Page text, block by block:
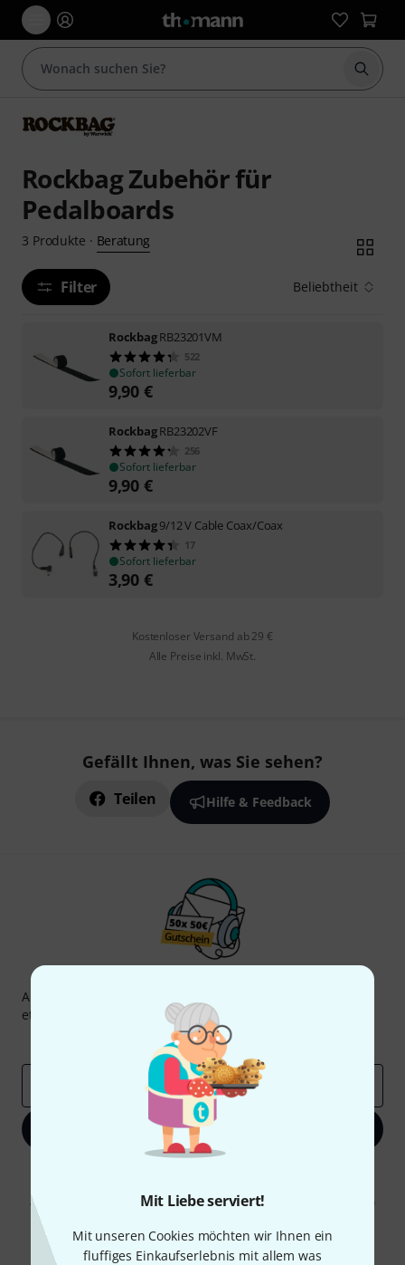
Mit Liebe serviert!
Mit unseren Cookies möchten wir Ihnen ein
fluffiges Einkaufserlebnis mit allem was
Suche
Rockbag Zubehör für
Pedalboards
3 Produkte · Beratung
Filter Beliebtheit
RockbagRB23201VM
522
Sofort lieferbar
9,90 €
RockbagRB23202VF
256
Sofort lieferbar
9,90 €
Rockbag9/12 V Cable Coax/Coax
17
Sofort lieferbar
3,90 €
Kostenloser Versand ab 29 €
Alle Preise inkl. MwSt.
Gefällt Ihnen, was Sie sehen?
Teilen Hilfe & Feedback
Abonniere den Thomann Newsletter und gewinne mit
etwas Glück einen von
50 Gutscheinen
Inspirierende Beiträge
Deals
Jetzt anmelden
Abmeldung ist jederzeit möglich. Weitere Informationen finden Sie in
* Pflichtfeld